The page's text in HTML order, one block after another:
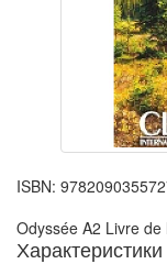
ISBN:
Odyssée A2 Livre
Характеристики